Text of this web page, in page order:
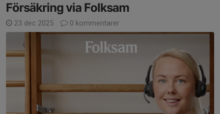
Försäkring via Folksam
23 dec 2025 0 kommentarer